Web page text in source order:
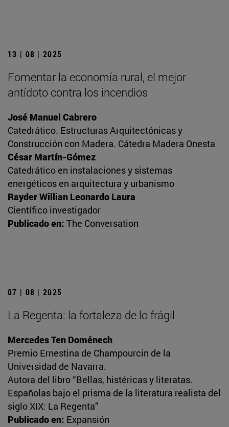
13 | 08 | 2025
Fomentar la economía rural, el mejor
antídoto contra los incendios
José Manuel Cabrero
Catedrático. Estructuras Arquitectónicas y
Construcción con Madera. Cátedra Madera Onesta
César Martín-Gómez
Catedrático en instalaciones y sistemas
energéticos en arquitectura y urbanismo
Rayder Willian Leonardo Laura
Científico investigador
Publicado en: The Conversation
07 | 08 | 2025
La Regenta: la fortaleza de lo frágil
Mercedes Ten Doménech
Premio Ernestina de Champourcin de la
Universidad de Navarra.
Autora del libro “Bellas, histéricas y literatas.
Españolas bajo el prisma de la literatura realista del
siglo XIX: La Regenta”
Publicado en: Expansión